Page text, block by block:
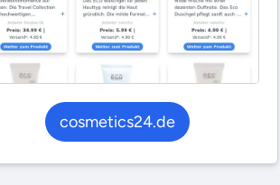
cosmetics24.de